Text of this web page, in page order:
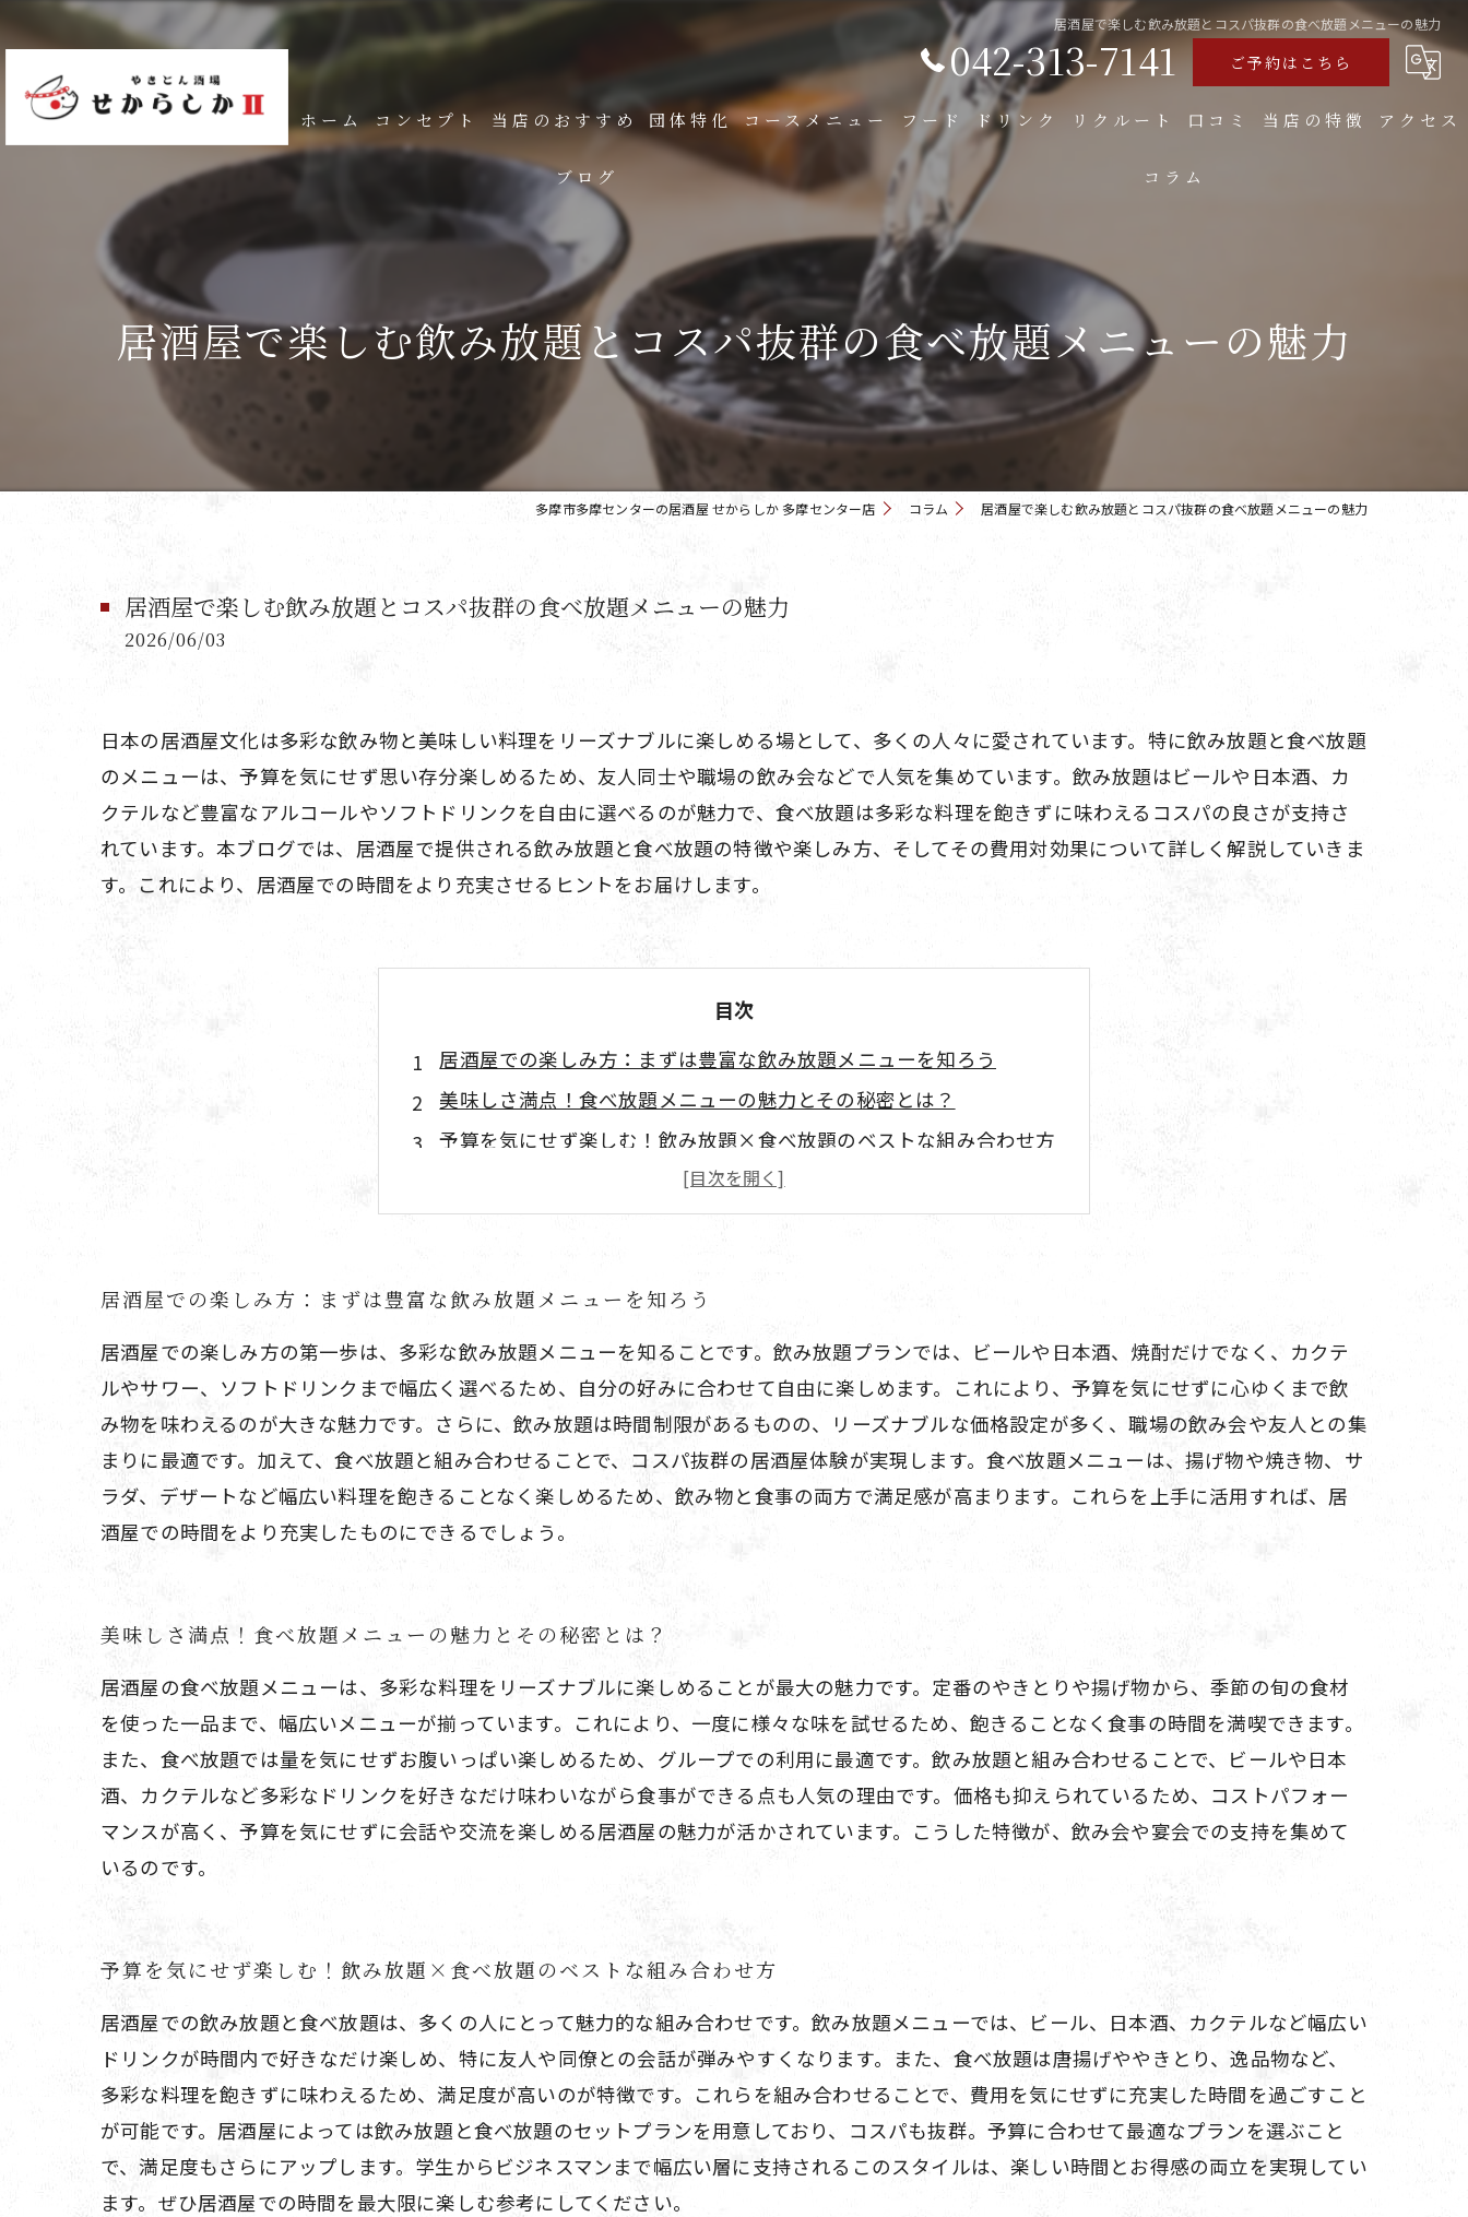
居酒屋で楽しむ飲み放題とコスパ抜群の食べ放題メニューの魅力
042-313-7141 ご予約はこちら
ホーム コンセプト 当店のおすすめ 団体特化 コースメニュー フード ドリンク リクルート 口コミ 当店の特徴
もつ
アクセス
ブログ コラム
居酒屋で楽しむ飲み放題とコスパ抜群の食べ放題メニューの魅力
多摩市多摩センターの居酒屋 せからしか 多摩センター店 コラム 居酒屋で楽しむ飲み放題とコスパ抜群の食べ放題メニューの魅力
居酒屋で楽しむ飲み放題とコスパ抜群の食べ放題メニューの魅力
2026/06/03
日本の居酒屋文化は多彩な飲み物と美味しい料理をリーズナブルに楽しめる場として、多くの人々に愛されています。特に飲み放題と食べ放題
のメニューは、予算を気にせず思い存分楽しめるため、友人同士や職場の飲み会などで人気を集めています。飲み放題はビールや日本酒、カ
クテルなど豊富なアルコールやソフトドリンクを自由に選べるのが魅力で、食べ放題は多彩な料理を飽きずに味わえるコスパの良さが支持さ
れています。本ブログでは、居酒屋で提供される飲み放題と食べ放題の特徴や楽しみ方、そしてその費用対効果について詳しく解説していきま
す。これにより、居酒屋での時間をより充実させるヒントをお届けします。
目次
居酒屋での楽しみ方：まずは豊富な飲み放題メニューを知ろう
美味しさ満点！食べ放題メニューの魅力とその秘密とは？
予算を気にせず楽しむ！飲み放題×食べ放題のベストな組み合わせ方
友人や職場仲間と盛り上がる！居酒屋での飲み会成功のポイント
コスパ抜群の居酒屋体験を締めくくる、満足度アップの楽しみ方
居酒屋選びのコツと、飲み放題＋食べ放題を最大限楽しむ方法
居酒屋での楽しみ方：まずは豊富な飲み放題メニューを知ろう
居酒屋での楽しみ方の第一歩は、多彩な飲み放題メニューを知ることです。飲み放題プランでは、ビールや日本酒、焼酎だけでなく、カクテ
ルやサワー、ソフトドリンクまで幅広く選べるため、自分の好みに合わせて自由に楽しめます。これにより、予算を気にせずに心ゆくまで飲
み物を味わえるのが大きな魅力です。さらに、飲み放題は時間制限があるものの、リーズナブルな価格設定が多く、職場の飲み会や友人との集
まりに最適です。加えて、食べ放題と組み合わせることで、コスパ抜群の居酒屋体験が実現します。食べ放題メニューは、揚げ物や焼き物、サ
ラダ、デザートなど幅広い料理を飽きることなく楽しめるため、飲み物と食事の両方で満足感が高まります。これらを上手に活用すれば、居
酒屋での時間をより充実したものにできるでしょう。
美味しさ満点！食べ放題メニューの魅力とその秘密とは？
居酒屋の食べ放題メニューは、多彩な料理をリーズナブルに楽しめることが最大の魅力です。定番のやきとりや揚げ物から、季節の旬の食材
を使った一品まで、幅広いメニューが揃っています。これにより、一度に様々な味を試せるため、飽きることなく食事の時間を満喫できます。
また、食べ放題では量を気にせずお腹いっぱい楽しめるため、グループでの利用に最適です。飲み放題と組み合わせることで、ビールや日本
酒、カクテルなど多彩なドリンクを好きなだけ味わいながら食事ができる点も人気の理由です。価格も抑えられているため、コストパフォー
マンスが高く、予算を気にせずに会話や交流を楽しめる居酒屋の魅力が活かされています。こうした特徴が、飲み会や宴会での支持を集めて
いるのです。
予算を気にせず楽しむ！飲み放題×食べ放題のベストな組み合わせ方
居酒屋での飲み放題と食べ放題は、多くの人にとって魅力的な組み合わせです。飲み放題メニューでは、ビール、日本酒、カクテルなど幅広い
ドリンクが時間内で好きなだけ楽しめ、特に友人や同僚との会話が弾みやすくなります。また、食べ放題は唐揚げややきとり、逸品物など、
多彩な料理を飽きずに味わえるため、満足度が高いのが特徴です。これらを組み合わせることで、費用を気にせずに充実した時間を過ごすこと
が可能です。居酒屋によっては飲み放題と食べ放題のセットプランを用意しており、コスパも抜群。予算に合わせて最適なプランを選ぶこと
で、満足度もさらにアップします。学生からビジネスマンまで幅広い層に支持されるこのスタイルは、楽しい時間とお得感の両立を実現してい
ます。ぜひ居酒屋での時間を最大限に楽しむ参考にしてください。